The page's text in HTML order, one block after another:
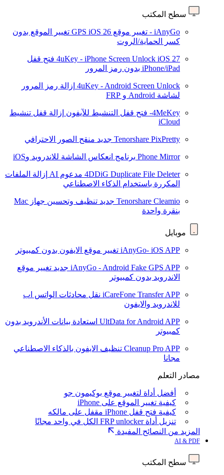
سطح المكتب
iAnyGo - تغيير موقع GPS iOS 26
تغيير الموقع بدون
كسر الحماية/الروت
4uKey - iPhone Screen Unlock iOS 27
فتح قفل
iPhone/iPad بدون رمز المرور
4uKey - Android Screen Unlock إزالة رمز المرور
لشاشة Android و FRP
4MeKey- فتح قفل التنشيط للآيفون
إزالة قفل تنشيط
iCloud
Tenorshare PixPretty جديد منقح الصور الاحترافي
Phone Mirror برنامج انعكاس الشاشة للاندرويد وiOS
4DDiG Duplicate File Deleter مدعوم AI
إزالة الملفات
المكررة باستخدام الذكاء الاصطناعي
Tenorshare Cleamio جديد
تنظيف وتحسين جهاز Mac
بنقرة واحدة
موبايل
iAnyGo- iOS APP تغيير موقع الايفون بدون كمبيوتر
iAnyGo - Android Fake GPS APP جديد تغيير موقع
الاندرويد بدون كمبيوتر
iCareFone Transfer APP نقل محادثات الواتس اب
للاندرويد والايفون
UltData for Android APP استعادة بيانات الأندرويد بدون
كمبيوتر
Cleanup Pro APP تنظيف الايفون بالذكاء الاصطناعي
مجانا
مصادر التعلم
أفضل أداة لتغيير موقع بوكيمون جو
كيفية تغيير الموقع على iPhone
كيفية فتح قفل iPhone مقفل على مالكه
تنزيل أداة FRP unlocker الكل في واحد مجانًا
المزيد من النصائح المفيدة
AI & PDF
سطح المكتب